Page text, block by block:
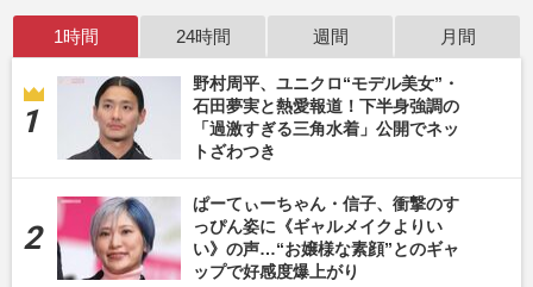
1時間 24時間 週間 月間
野村周平、ユニクロ“モデル美女”・
石田夢実と熱愛報道！下半身強調の
「過激すぎる三角水着」公開でネッ
トざわつき
ぱーてぃーちゃん・信子、衝撃のす
っぴん姿に《ギャルメイクよりい
い》の声…“お嬢様な素顔”とのギャ
ップで好感度爆上がり